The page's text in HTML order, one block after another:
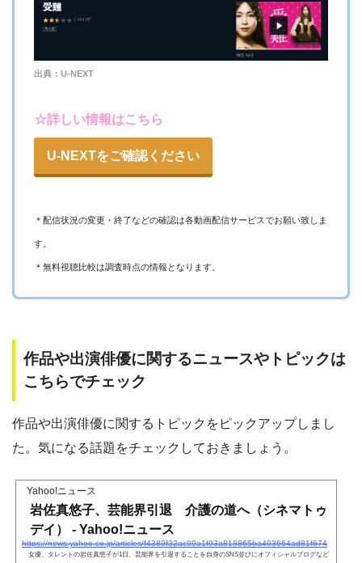
彿とさせるファンタジー要素は嫌いじゃない。30代女性
出典：U-NEXT
☆詳しい情報はこちら
U-NEXTをご確認ください
＊配信状況の変更・終了などの確認は各動画配信サービスでお願い致しま
す。
＊無料視聴比較は調査時点の情報となります。
作品や出演俳優に関するニュースやトピックは
こちらでチェック
作品や出演俳優に関するトピックをピックアップしまし
た。気になる話題をチェックしておきましょう。
Yahoo!ニュース
岩佐真悠子、芸能界引退 介護の道へ（シネマトゥ
デイ） - Yahoo!ニュース
https://news.yahoo.co.jp/articles/f4389f32ac99a1f93a818865ba403664ad81f674
女優、タレントの岩佐真悠子が1日、芸能界を引退することを自身のSNS並びにオフィシャルブログなど